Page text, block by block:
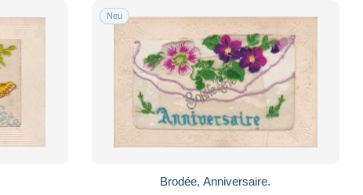
Neu
Brodée, Anniversaire.